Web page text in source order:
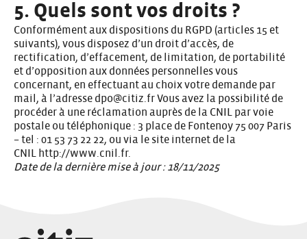
5. Quels sont vos droits ?
Conformément aux dispositions du RGPD (articles 15 et
suivants), vous disposez d’un droit d’accès, de
rectification, d’effacement, de limitation, de portabilité
et d’opposition aux données personnelles vous
concernant, en effectuant au choix votre demande par
mail, à l’adresse dpo@citiz.frVous avez la possibilité de
procéder à une réclamation auprès de la CNIL par voie
postale ou téléphonique : 3 place de Fontenoy 75 007 Paris
– tel : 01 53 73 22 22, ou via le site internet de la
CNIL
http://www.cnil.fr.
Date de la dernière mise à jour : 18/11/2025